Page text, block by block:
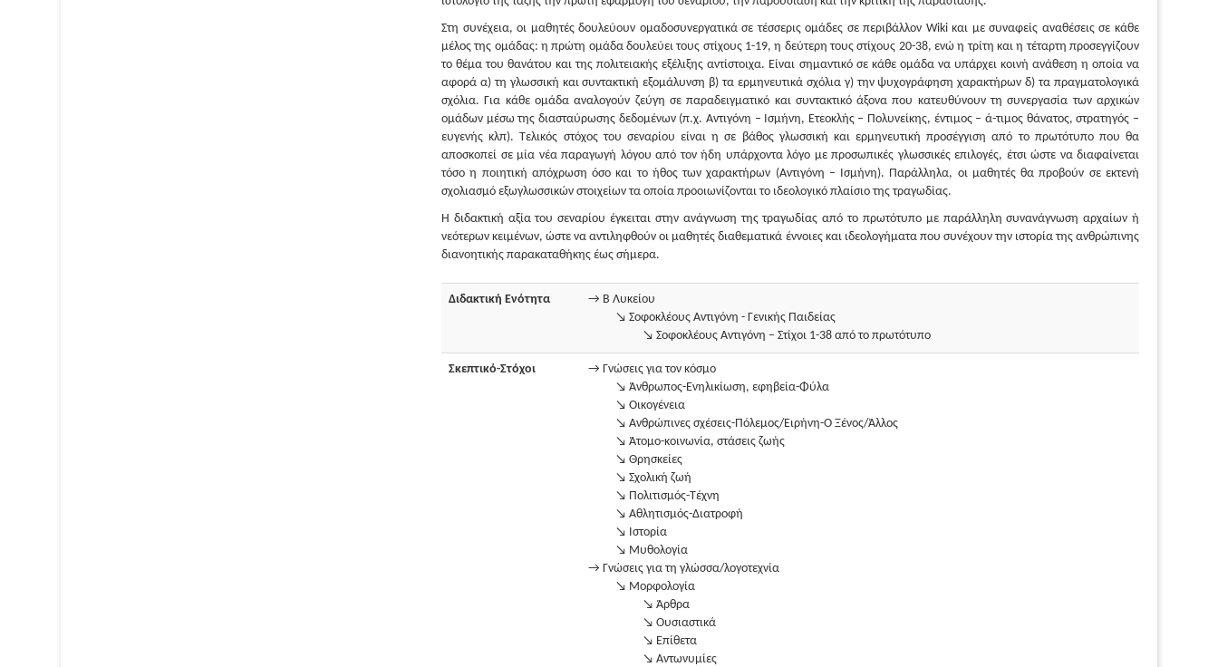
Στη συνέχεια, οι μαθητές δουλεύουν ομαδοσυνεργατικά σε τέσσερις ομάδες σε περιβάλλον Wiki και με συναφείς αναθέσεις σε κάθε
μέλος της ομάδας: η πρώτη ομάδα δουλεύει τους στίχους 1-19, η δεύτερη τους στίχους 20-38, ενώ η τρίτη και η τέταρτη προσεγγίζουν
το θέμα του θανάτου και της πολιτειακής εξέλιξης αντίστοιχα. Είναι σημαντικό σε κάθε ομάδα να υπάρχει κοινή ανάθεση η οποία να
αφορά α) τη γλωσσική και συντακτική εξομάλυνση β) τα ερμηνευτικά σχόλια γ) την ψυχογράφηση χαρακτήρων δ) τα πραγματολογικά
σχόλια. Για κάθε ομάδα αναλογούν ζεύγη σε παραδειγματικό και συντακτικό άξονα που κατευθύνουν τη συνεργασία των αρχικών
ομάδων μέσω της διασταύρωσης δεδομένων (π.χ. Αντιγόνη – Ισμήνη, Ετεοκλής – Πολυνείκης, έντιμος – ά-τιμος θάνατος, στρατηγός –
ευγενής κλπ). Τελικός στόχος του σεναρίου είναι η σε βάθος γλωσσική και ερμηνευτική προσέγγιση από το πρωτότυπο που θα
αποσκοπεί σε μία νέα παραγωγή λόγου από τον ήδη υπάρχοντα λόγο με προσωπικές γλωσσικές επιλογές, έτσι ώστε να διαφαίνεται
τόσο η ποιητική απόχρωση όσο και το ήθος των χαρακτήρων (Αντιγόνη – Ισμήνη). Παράλληλα, οι μαθητές θα προβούν σε εκτενή
σχολιασμό εξωγλωσσικών στοιχείων τα οποία προοιωνίζονται το ιδεολογικό πλαίσιο της τραγωδίας.
Η διδακτική αξία του σεναρίου έγκειται στην ανάγνωση της τραγωδίας από το πρωτότυπο με παράλληλη συνανάγνωση αρχαίων ή
νεότερων κειμένων, ώστε να αντιληφθούν οι μαθητές διαθεματικά έννοιες και ιδεολογήματα που συνέχουν την ιστορία της ανθρώπινης
διανοητικής παρακαταθήκης έως σήμερα.
Διδακτική Ενότητα
→ Β Λυκείου
↘ Σοφοκλέους Αντιγόνη - Γενικής Παιδείας
↘ Σοφοκλέους Αντιγόνη – Στίχοι 1-38 από το πρωτότυπο
Σκεπτικό-Στόχοι
→ Γνώσεις για τον κόσμο
↘ Άνθρωπος-Ενηλικίωση, εφηβεία-Φύλα
↘ Οικογένεια
↘ Ανθρώπινες σχέσεις-Πόλεμος/Ειρήνη-Ο Ξένος/Άλλος
↘ Άτομο-κοινωνία, στάσεις ζωής
↘ Θρησκείες
↘ Σχολική ζωή
↘ Πολιτισμός-Τέχνη
↘ Αθλητισμός-Διατροφή
↘ Ιστορία
↘ Μυθολογία
→ Γνώσεις για τη γλώσσα/λογοτεχνία
↘ Μορφολογία
↘ Άρθρα
↘ Ουσιαστικά
↘ Επίθετα
↘ Αντωνυμίες